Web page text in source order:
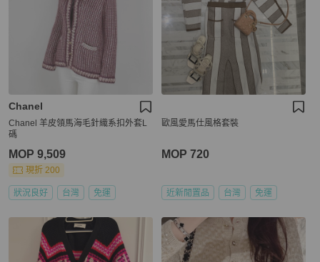
Chanel
Chanel 羊皮領馬海毛針織系扣外套L
碼
MOP 9,509
現折 200
狀況良好 台灣 免運
歐風愛馬仕風格套裝
MOP 720
近新閒置品 台灣 免運